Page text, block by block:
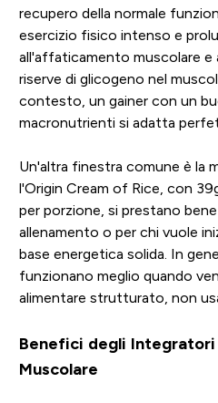
recupero della normale
esercizio fisico intenso e
all'affaticamento muscolare e
riserve di glicogeno nel
contesto, un gainer con un
macronutrienti si adatta
Un'altra finestra comune è la
l'Origin Cream of Rice, con
per porzione, si prestano
allenamento o per chi vuole
base energetica solida. In
funzionano meglio quando
alimentare strutturato, non
Benefici degli Integratori
Muscolare